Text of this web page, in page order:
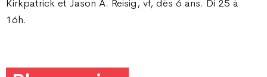
Kirkpatrick et Jason A. Reisig, vf, dès 6 ans. Di 25 à
16h.